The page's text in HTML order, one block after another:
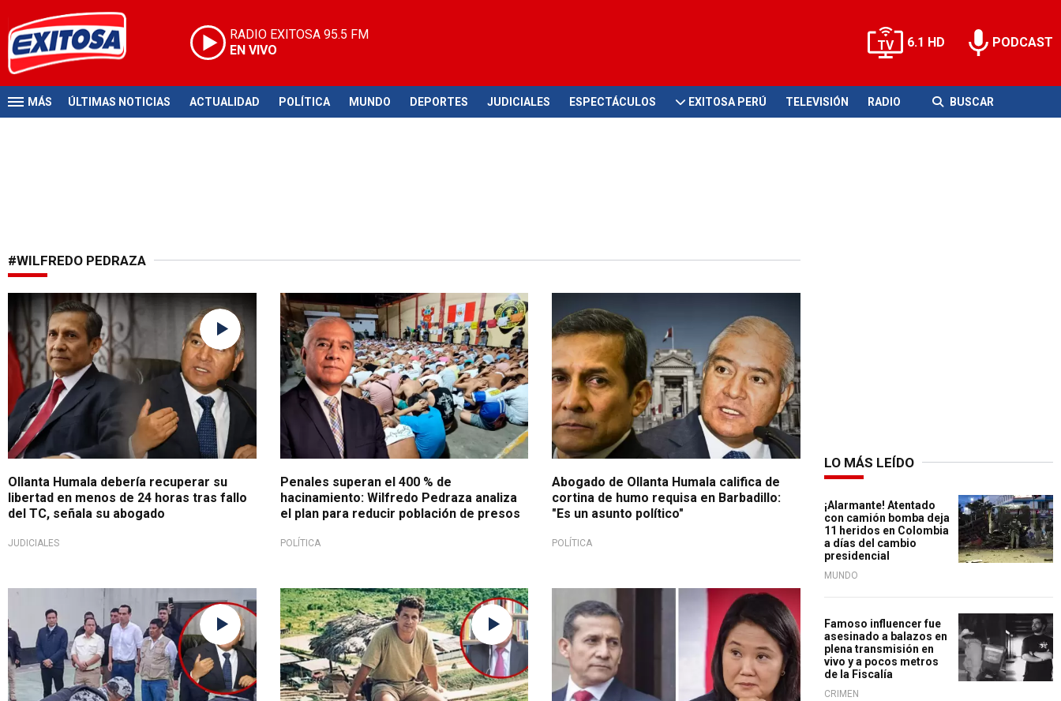
RADIO EXITOSA 95.5 FM
EN VIVO
6.1 HD PODCAST
MÁS ÚLTIMAS NOTICIAS ACTUALIDAD POLÍTICA MUNDO DEPORTES JUDICIALES ESPECTÁCULOS EXITOSA PERÚ TELEVISIÓN RADIO BUSCAR
#WILFREDO PEDRAZA
Libertad en un corto plazo
Ollanta Humala debería recuperar su
libertad en menos de 24 horas tras fallo
del TC, señala su abogado
JUDICIALES
Crisis carcelaria
Penales superan el 400 % de
hacinamiento: Wilfredo Pedraza analiza
el plan para reducir población de presos
POLÍTICA
Abogado de Ollanta Humala califica de
cortina de humo requisa en Barbadillo:
"Es un asunto político"
POLÍTICA
Reforma administrativa Habría sido absuelto ¿Precedente para Humala?
LO MÁS LEÍDO
¡Alarmante! Atentado
con camión bomba deja
11 heridos en Colombia
a días del cambio
presidencial
MUNDO
Famoso influencer fue
asesinado a balazos en
plena transmisión en
vivo y a pocos metros
de la Fiscalía
CRIMEN